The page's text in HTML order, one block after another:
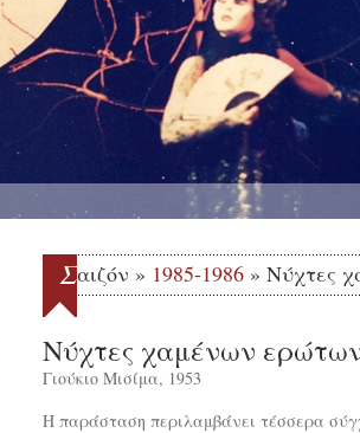
Σαιζόν » 1985-1986 » Νύχτες
Νύχτες χαμένων
Γιούκιο Μισίμα, 1953
Η παράσταση περιλαμβάνει τέσσερα